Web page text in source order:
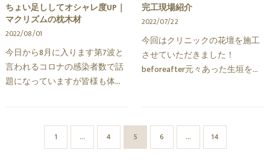
ちょい足ししてオシャレ度UP｜
マクリズムの枕木材
2022/08/01
今日から8月に入ります第7波と
言われるコロナの感染者数で話
題になっていますが皆様も体調
m(__)m今回は外構にちょい足し
するだけでオシャレ度がグンと
アップする商品をご紹介…
完工現場紹介
2022/07/22
今回はクリニックの花壇を施工
させていただきました！
beforeafter元々あった生垣を撤
が楽しめるようにしていま…
1 ... 4 5 6 ... 14